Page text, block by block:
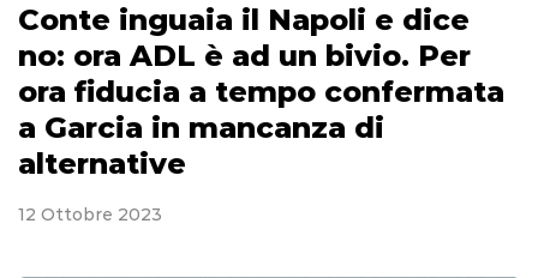
Conte inguaia il Napoli e dice
no: ora ADL è ad un bivio. Per
ora fiducia a tempo confermata
a Garcia in mancanza di
alternative
12 Ottobre 2023